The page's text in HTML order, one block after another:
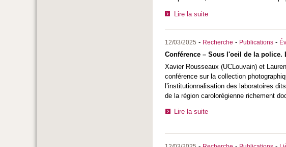
Lire la suite
12/03/2025 - Recherche - Publications -
Conférence – Sous l'oeil de la
Xavier Rousseaux (UCLouvain) et
conférence sur la collection
l’institutionnalisation des laboratoires
de la région carolorégienne richement
Lire la suite